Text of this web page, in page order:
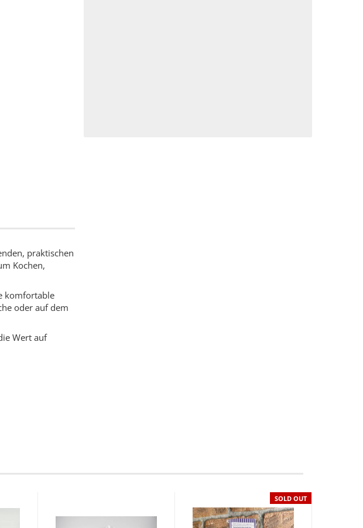
praktischen
Kochen,
komfortable
oder auf dem
Wert auf
SOLD OUT